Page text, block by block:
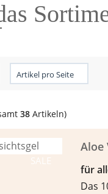
38 Artikeln)
SALE
Aloe
für
Das